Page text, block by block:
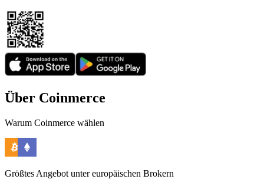
Über Coinmerce
Warum Coinmerce wählen
Größtes Angebot unter europäischen Brokern